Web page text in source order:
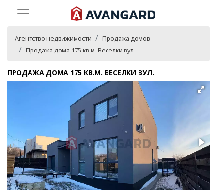
Агентство недвижимости
Продажа домов
Продажа дома 175 кв.м. Веселки вул.
ПРОДАЖА ДОМА 175 КВ.М. ВЕСЕЛКИ ВУЛ.